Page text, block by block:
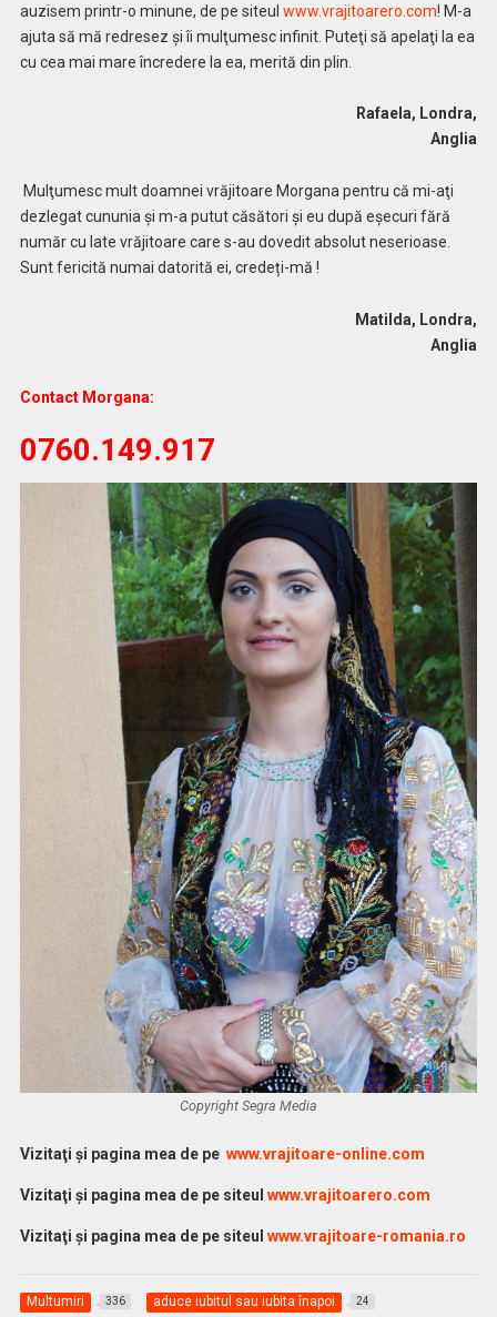
auzisem printr-o minune, de pe siteul www.vrajitoarero.com! M-a
ajuta să mă redresez şi îi mulţumesc infinit. Puteţi să apelaţi la ea
cu cea mai mare încredere la ea, merită din plin.
Rafaela, Londra,
Anglia
Mulţumesc mult doamnei vrăjitoare Morgana pentru că mi-aţi
dezlegat cununia şi m-a putut căsători şi eu după eșecuri fără
număr cu late vrăjitoare care s-au dovedit absolut neserioase.
Sunt fericită numai datorită ei, credeți-mă !
Matilda, Londra,
Anglia
Contact Morgana:
0760.149.917
Copyright Segra Media
Vizitaţi şi pagina mea de pe www.vrajitoare-online.com
Vizitaţi şi pagina mea de pe siteul www.vrajitoarero.com
Vizitaţi şi pagina mea de pe siteul www.vrajitoare-romania.ro
Multumiri 336 aduce iubitul sau iubita înapoi 24